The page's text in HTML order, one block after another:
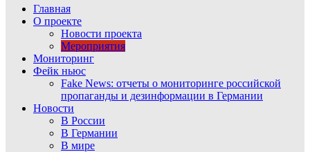
Главная
О проекте
Новости проекта
Мероприятия
Мониторинг
Фейк ньюс
Fake News: отчеты о мониторинге российской
пропаганды и дезинформации в Германии
Новости
В России
В Германии
В мире